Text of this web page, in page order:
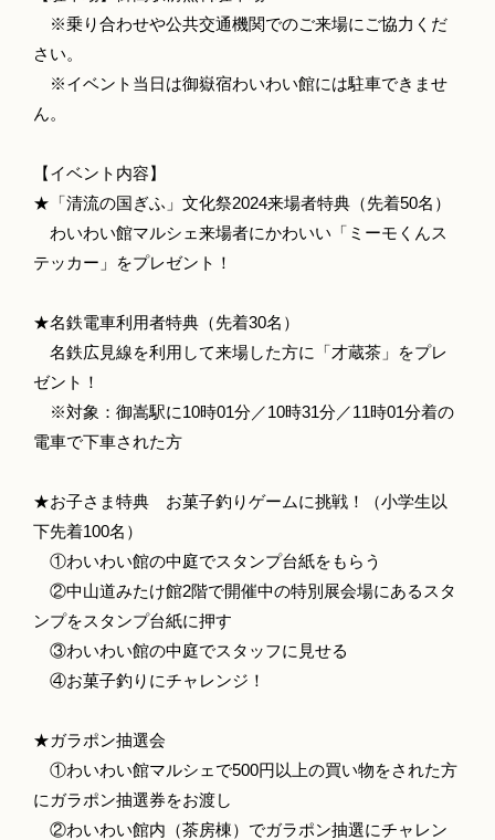
※乗り合わせや公共交通機関でのご来場にご協力くだ
さい。
※イベント当日は御嶽宿わいわい館には駐車できませ
ん。
【イベント内容】
★「清流の国ぎふ」文化祭2024来場者特典（先着50名）
わいわい館マルシェ来場者にかわいい「ミーモくんス
テッカー」をプレゼント！
★名鉄電車利用者特典（先着30名）
名鉄広見線を利用して来場した方に「才蔵茶」をプレ
ゼント！
※対象：御嵩駅に10時01分／10時31分／11時01分着の
電車で下車された方
★お子さま特典 お菓子釣りゲームに挑戦！（小学生以
下先着100名）
①わいわい館の中庭でスタンプ台紙をもらう
②中山道みたけ館2階で開催中の特別展会場にあるスタ
ンプをスタンプ台紙に押す
③わいわい館の中庭でスタッフに見せる
④お菓子釣りにチャレンジ！
★ガラポン抽選会
①わいわい館マルシェで500円以上の買い物をされた方
にガラポン抽選券をお渡し
②わいわい館内（茶房棟）でガラポン抽選にチャレン